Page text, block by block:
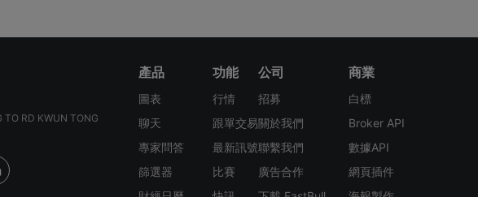
TO RD KWUN TONG
產品
圖表
聊天
專家問答
篩選器
功能
行情
跟單交易
最新訊號
比賽
公司
招募
關於我們
聯繫我們
廣告合作
商業
白標
Broker API
數據API
網頁插件